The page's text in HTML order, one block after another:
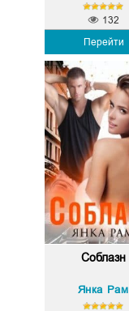
Перейти
132
Соблазн
Янка Рам